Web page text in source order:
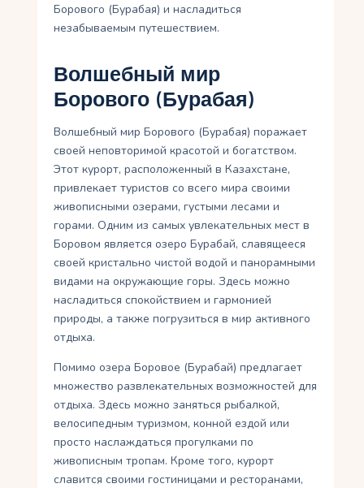
Борового (Бурабая) и насладиться
незабываемым путешествием.
Волшебный мир
Борового (Бурабая)
Волшебный мир Борового (Бурабая) поражает
своей неповторимой красотой и богатством.
Этот курорт, расположенный в Казахстане,
привлекает туристов со всего мира своими
живописными озерами, густыми лесами и
горами. Одним из самых увлекательных мест в
Боровом является озеро Бурабай, славящееся
своей кристально чистой водой и панорамными
видами на окружающие горы. Здесь можно
насладиться спокойствием и гармонией
природы, а также погрузиться в мир активного
отдыха.
Помимо озера Боровое (Бурабай) предлагает
множество развлекательных возможностей для
отдыха. Здесь можно заняться рыбалкой,
велосипедным туризмом, конной ездой или
просто наслаждаться прогулками по
живописным тропам. Кроме того, курорт
славится своими гостиницами и ресторанами,